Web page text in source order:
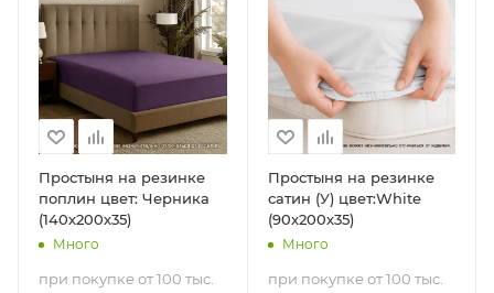
Простыня на резинке
поплин цвет: Черника
(140х200х35)
Много
при покупке от 100 тыс.
Простыня на резинке
сатин (У) цвет:White
(90х200х35)
Много
при покупке от 100 тыс.